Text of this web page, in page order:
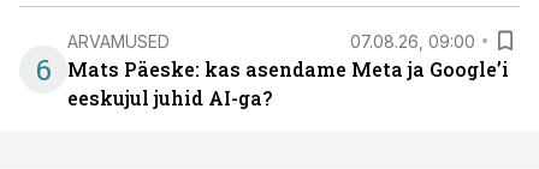
6
ARVAMUSED 07.08.26, 09:00
Mats Päeske: kas asendame Meta ja Google’i
eeskujul juhid AI-ga?